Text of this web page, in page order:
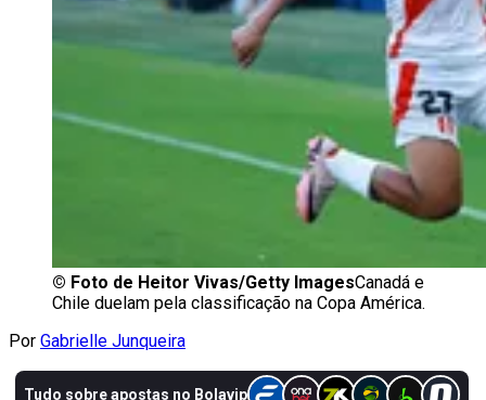
© Foto de Heitor Vivas/Getty ImagesCanadá e
Chile duelam pela classificação na Copa América.
Por Gabrielle Junqueira